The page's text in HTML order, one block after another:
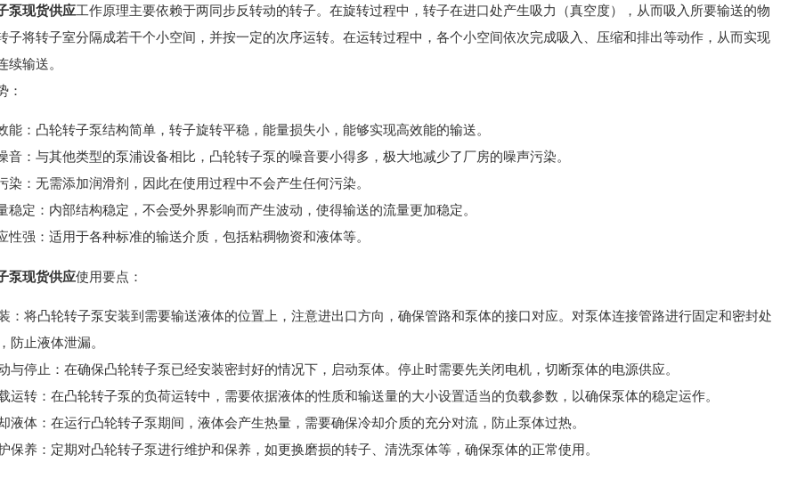
泵现货供应工作原理主要依赖于两同步反转动的转子。在旋转过程中，转子在进口处产生吸力（真空度），从而吸入所要输送的物
子将转子室分隔成若干个小空间，并按一定的次序运转。在运转过程中，各个小空间依次完成吸入、压缩和排出等动作，从而实现
续输送。
：
能：凸轮转子泵结构简单，转子旋转平稳，能量损失小，能够实现高效能的输送。
音：与其他类型的泵浦设备相比，凸轮转子泵的噪音要小得多，极大地减少了厂房的噪声污染。
染：无需添加润滑剂，因此在使用过程中不会产生任何污染。
稳定：内部结构稳定，不会受外界影响而产生波动，使得输送的流量更加稳定。
性强：适用于各种标准的输送介质，包括粘稠物资和液体等。
泵现货供应使用要点：
：将凸轮转子泵安装到需要输送液体的位置上，注意进出口方向，确保管路和泵体的接口对应。对泵体连接管路进行固定和密封处
防止液体泄漏。
与停止：在确保凸轮转子泵已经安装密封好的情况下，启动泵体。停止时需要先关闭电机，切断泵体的电源供应。
运转：在凸轮转子泵的负荷运转中，需要依据液体的性质和输送量的大小设置适当的负载参数，以确保泵体的稳定运作。
液体：在运行凸轮转子泵期间，液体会产生热量，需要确保冷却介质的充分对流，防止泵体过热。
保养：定期对凸轮转子泵进行维护和保养，如更换磨损的转子、清洗泵体等，确保泵体的正常使用。